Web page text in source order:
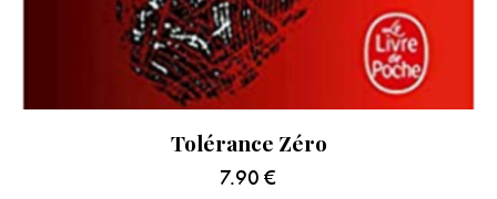
Tolérance Zéro
7.90 €